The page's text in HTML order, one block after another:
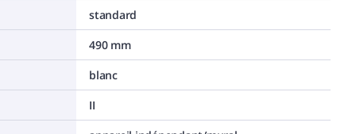
standard
490 mm
blanc
II